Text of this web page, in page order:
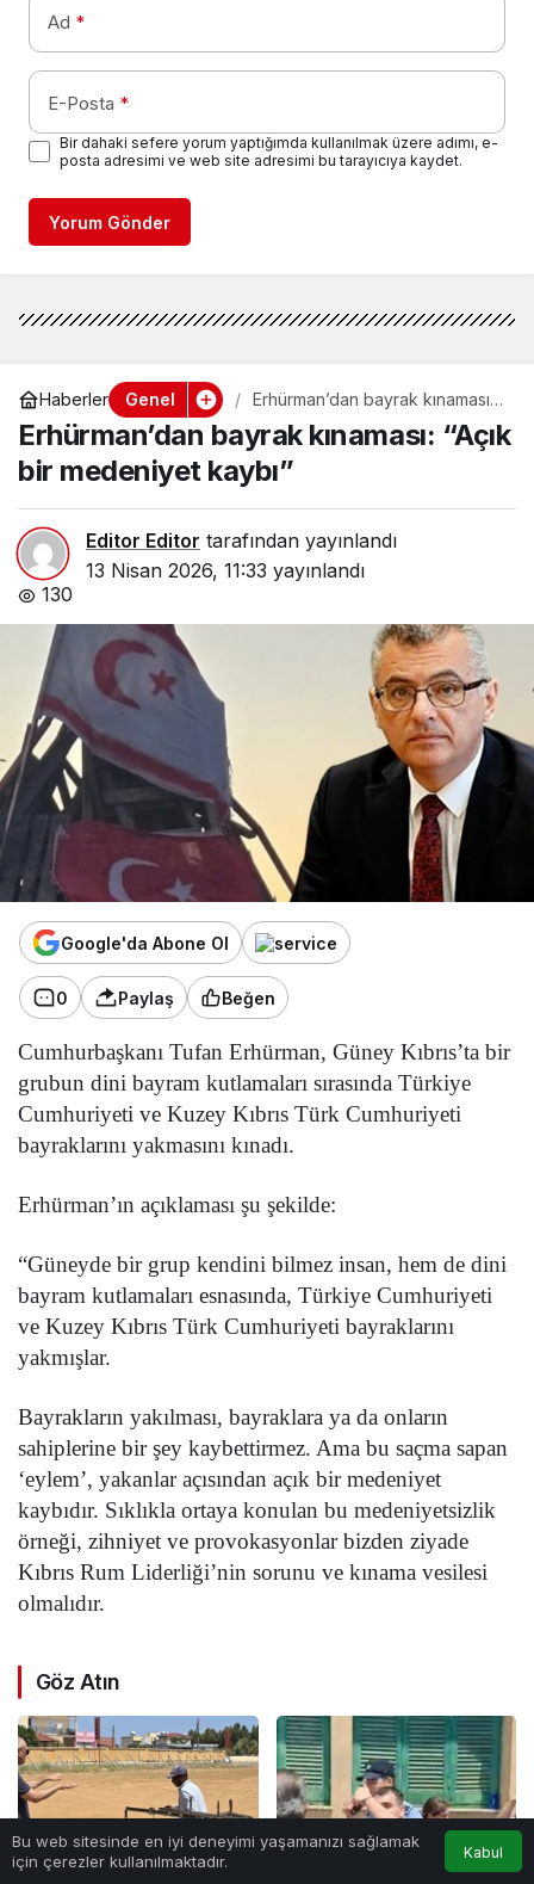
Ad *
E-Posta *
Bir dahaki sefere yorum yaptığımda kullanılmak üzere adımı, e-
posta adresimi ve web site adresimi bu tarayıcıya kaydet.
Yorum Gönder
Haberler Genel
Erhürman’dan bayrak kınaması:
Erhürman’dan bayrak kınaması: “Açık
bir medeniyet kaybı”
Editor Editor tarafından yayınlandı
13 Nisan 2026, 11:33 yayınlandı
130
Google'da Abone Ol
0 Paylaş Beğen
Cumhurbaşkanı Tufan Erhürman, Güney Kıbrıs’ta bir
grubun dini bayram kutlamaları sırasında Türkiye
Cumhuriyeti ve Kuzey Kıbrıs Türk Cumhuriyeti
bayraklarını yakmasını kınadı.
Erhürman’ın açıklaması şu şekilde:
“Güneyde bir grup kendini bilmez insan, hem de dini
bayram kutlamaları esnasında, Türkiye Cumhuriyeti
ve Kuzey Kıbrıs Türk Cumhuriyeti bayraklarını
yakmışlar.
Bayrakların yakılması, bayraklara ya da onların
sahiplerine bir şey kaybettirmez. Ama bu saçma sapan
‘eylem’, yakanlar açısından açık bir medeniyet
kaybıdır. Sıklıkla ortaya konulan bu medeniyetsizlik
örneği, zihniyet ve provokasyonlar bizden ziyade
Kıbrıs Rum Liderliği’nin sorunu ve kınama vesilesi
olmalıdır.
Göz Atın
Bu web sitesinde en iyi deneyimi yaşamanızı sağlamak
için çerezler kullanılmaktadır.
Kabul
Anasayfa Hesabım